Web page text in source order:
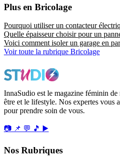
Plus en Bricolage
Pourquoi utiliser un contacteur
Quelle épaisseur choisir pour un
Voici comment isoler un garage en
Voir toute la rubrique Bricolage
InnaSudio est le magazine féminin de
être et le lifestyle. Nos expertes vous
pour prendre soin de vous.
📷 📌 💬 🎵 ▶️
Nos Rubriques